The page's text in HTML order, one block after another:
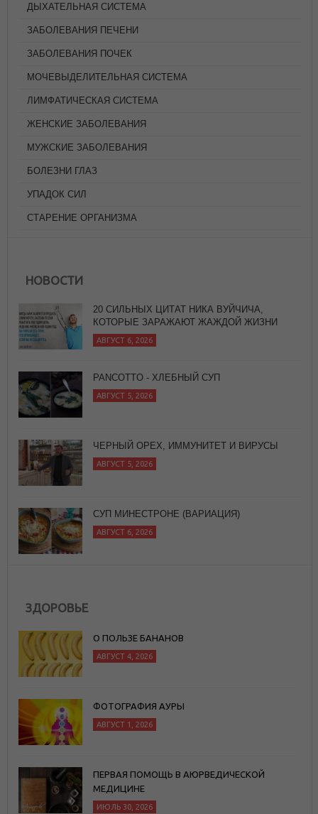
ДЫХАТЕЛЬНАЯ СИСТЕМА
ЗАБОЛЕВАНИЯ ПЕЧЕНИ
ЗАБОЛЕВАНИЯ ПОЧЕК
МОЧЕВЫДЕЛИТЕЛЬНАЯ СИСТЕМА
ЛИМФАТИЧЕСКАЯ СИСТЕМА
ЖЕНСКИЕ ЗАБОЛЕВАНИЯ
МУЖСКИЕ ЗАБОЛЕВАНИЯ
БОЛЕЗНИ ГЛАЗ
УПАДОК СИЛ
СТАРЕНИЕ ОРГАНИЗМА
НОВОСТИ
PANCOTTO - ХЛЕБНЫЙ СУП
АВГУСТ 5, 2026
ЧЕРНЫЙ ОРЕХ, ИММУНИТЕТ И ВИРУСЫ
АВГУСТ 5, 2026
СУП МИНЕСТРОНЕ (ВАРИАЦИЯ)
АВГУСТ 6, 2026
20 СИЛЬНЫХ ЦИТАТ НИКА ВУЙЧИЧА,
КОТОРЫЕ ЗАРАЖАЮТ ЖАЖДОЙ ЖИЗНИ
ЗДОРОВЬЕ
О ПОЛЬЗЕ БАНАНОВ
АВГУСТ 4, 2026
ФОТОГРАФИЯ АУРЫ
АВГУСТ 1, 2026
ПЕРВАЯ ПОМОЩЬ В АЮРВЕДИЧЕСКОЙ
МЕДИЦИНЕ
ИЮЛЬ 30, 2026